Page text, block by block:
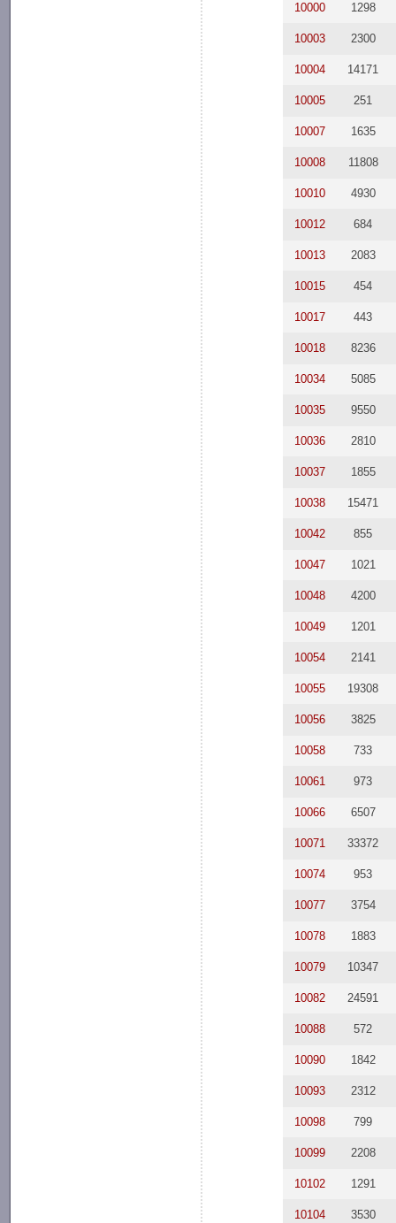
10000 1298
10003 2300
10004 14171
10005 251
10007 1635
10008 11808
10010 4930
10012 684
10013 2083
10015 454
10017 443
10018 8236
10034 5085
10035 9550
10036 2810
10037 1855
10038 15471
10042 855
10047 1021
10048 4200
10049 1201
10054 2141
10055 19308
10056 3825
10058 733
10061 973
10066 6507
10071 33372
10074 953
10077 3754
10078 1883
10079 10347
10082 24591
10088 572
10090 1842
10093 2312
10098 799
10099 2208
10102 1291
10104 3530